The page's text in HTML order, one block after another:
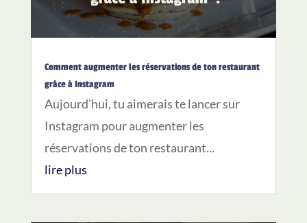
Comment augmenter les réservations de ton restaurant
grâce à Instagram
Aujourd'hui, tu aimerais te lancer sur
Instagram pour augmenter les
réservations de ton restaurant...
lire plus